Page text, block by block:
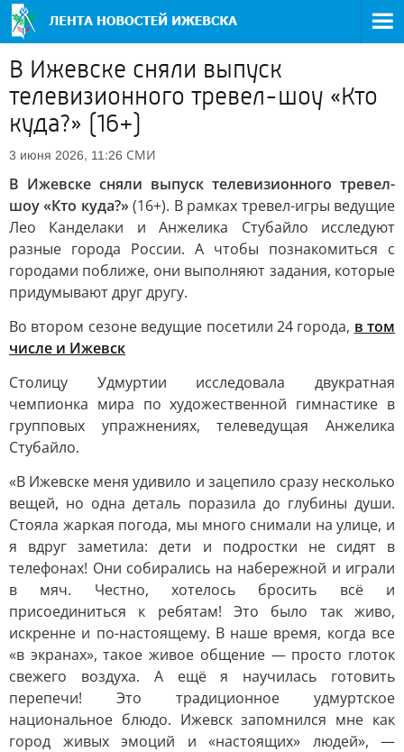
В Ижевске сняли выпуск
телевизионного тревел-шоу «Кто
куда?» (16+)
3 июня 2026, 11:26 СМИ
В Ижевске сняли выпуск телевизионного тревел-
шоу «Кто куда?»(16+). В рамках тревел-игры ведущие
Лео Канделаки и Анжелика Стубайло исследуют
разные города России. А чтобы познакомиться с
городами поближе, они выполняют задания, которые
придумывают друг другу.
Во втором сезоне ведущие посетили 24 города, в том
числе и Ижевск
Столицу Удмуртии исследовала двукратная
чемпионка мира по художественной гимнастике в
групповых упражнениях, телеведущая Анжелика
Стубайло.
«В Ижевске меня удивило и зацепило сразу несколько
вещей, но одна деталь поразила до глубины души.
Стояла жаркая погода, мы много снимали на улице, и
я вдруг заметила: дети и подростки не сидят в
телефонах! Они собирались на набережной и играли
в мяч. Честно, хотелось бросить всё и
присоединиться к ребятам! Это было так живо,
искренне и по-настоящему. В наше время, когда все
«в экранах», такое живое общение — просто глоток
свежего воздуха. А ещё я научилась готовить
перепечи! Это традиционное удмуртское
национальное блюдо. Ижевск запомнился мне как
город живых эмоций и «настоящих» людей», —